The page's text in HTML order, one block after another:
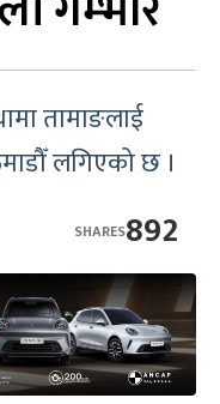
तामाङलाई
लगिएको छ ।
892
SHARES